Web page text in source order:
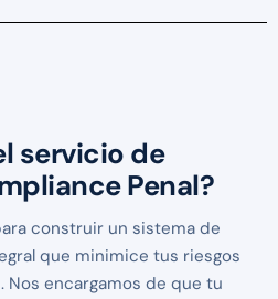
servicio de
Penal?
construir un sistema de
que minimice tus riesgos
Nos encargamos de que tu